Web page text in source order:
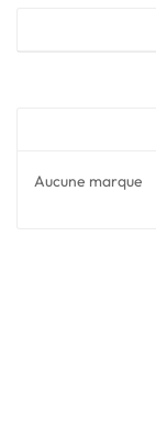
Aucune marque